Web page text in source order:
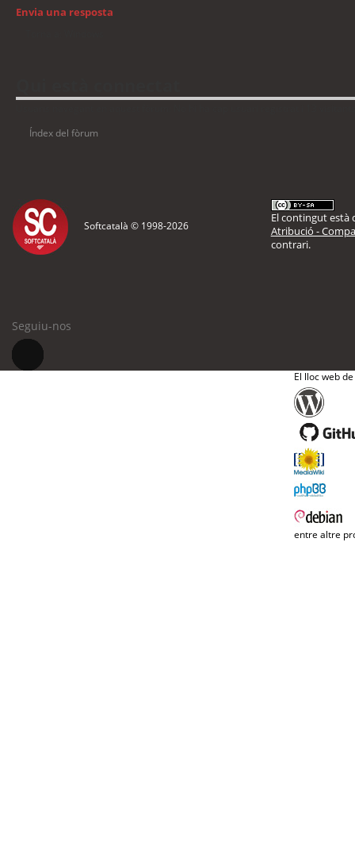
Envia una resposta
Índex del fòrum
Softcatalà © 1998-2026
El contingut està
Atribució -
contrari.
Seguiu-nos
El lloc web
entre altre